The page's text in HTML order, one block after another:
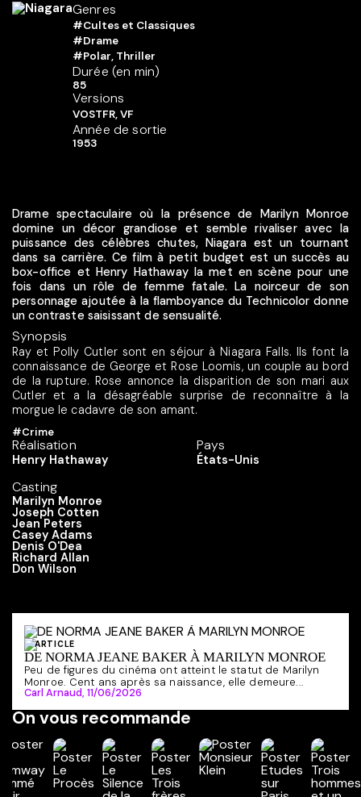
Genres
#Cultes et Classiques
#Drame
#Polar, Thriller
Durée (en min)
85
Versions
VOSTFR, VF
Année de sortie
1953
Drame spectaculaire où la présence de Marilyn Monroe
domine un décor grandiose et semble rivaliser avec la
puissance des célèbres chutes, Niagara est un tournant
dans sa carrière. Ce film à petit budget est un succès au
box-office et Henry Hathaway la met en scène pour une
fois dans un rôle de femme fatale. La noirceur de son
personnage ajoutée à la flamboyance du Technicolor donne
un contraste saisissant de sensualité.
Synopsis
Ray et Polly Cutler sont en séjour à Niagara Falls. Ils font la
connaissance de George et Rose Loomis, un couple au bord
de la rupture. Rose annonce la disparition de son mari aux
Cutler et a la désagréable surprise de reconnaître à la
morgue le cadavre de son amant.
#Crime
Réalisation
Henry Hathaway
Casting
Marilyn Monroe
Joseph Cotten
Jean Peters
Casey Adams
Denis O'Dea
Richard Allan
Don Wilson
Pays
États-Unis
ARTICLE
DE NORMA JEANE BAKER À MARILYN MONROE
Peu de figures du cinéma ont atteint le statut de Marilyn
Monroe. Cent ans après sa naissance, elle demeure...
Carl Arnaud, 11/06/2026
On vous recommande